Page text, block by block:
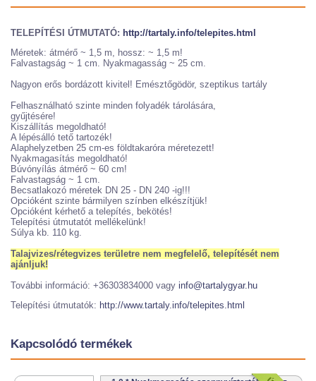
TELEPÍTÉSI ÚTMUTATÓ: http://tartaly.info/telepites.html
Méretek: átmérő ~ 1,5 m, hossz: ~ 1,5 m!
Falvastagság ~ 1 cm. Nyakmagasság ~ 25 cm.
Nagyon erős bordázott kivitel! Emésztőgödör, szeptikus tartály
Felhasználható szinte minden folyadék tárolására,
gyűjtésére!
Kiszállítás megoldható!
A lépésálló tető tartozék!
Alaphelyzetben 25 cm-es földtakaróra méretezett!
Nyakmagasítás megoldható!
Búvónyílás átmérő ~ 60 cm!
Falvastagság ~ 1 cm.
Becsatlakozó méretek DN 25 - DN 240 -ig!!!
Opcióként szinte bármilyen színben elkészítjük!
Opcióként kérhető a telepítés, bekötés!
Telepítési útmutatót mellékelünk!
Súlya kb. 110 kg.
Talajvizes/rétegvizes területre nem megfelelő, telepítését nem
ajánljuk!
További információ: +36303834000 vagy info@tartalygyar.hu
Telepítési útmutatók: http://www.tartaly.info/telepites.html
Kapcsolódó termékek